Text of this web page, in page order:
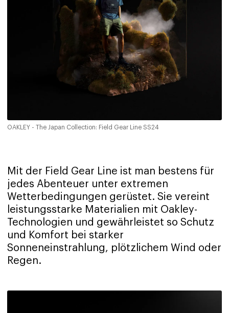
OAKLEY - The Japan Collection: Field Gear Line SS24
Mit der Field Gear Line ist man bestens für
jedes Abenteuer unter extremen
Wetterbedingungen gerüstet. Sie vereint
leistungsstarke Materialien mit Oakley-
Technologien und gewährleistet so Schutz
und Komfort bei starker
Sonneneinstrahlung, plötzlichem Wind oder
Regen.